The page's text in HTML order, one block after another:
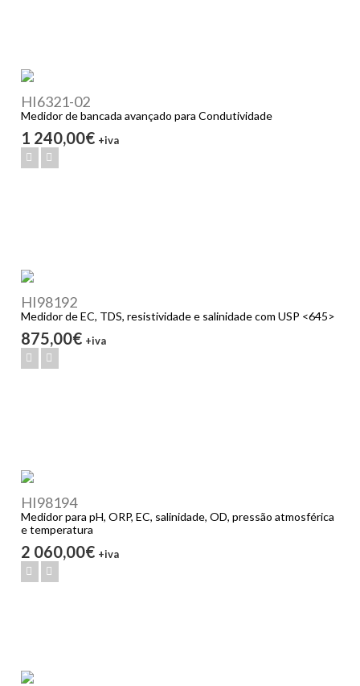
HI6321-02
Medidor de bancada avançado para Condutividade
1 240,00€ +iva
HI98192
Medidor de EC, TDS, resistividade e salinidade com USP <645>
875,00€ +iva
HI98194
Medidor para pH, ORP, EC, salinidade, OD, pressão atmosférica
e temperatura
2 060,00€ +iva